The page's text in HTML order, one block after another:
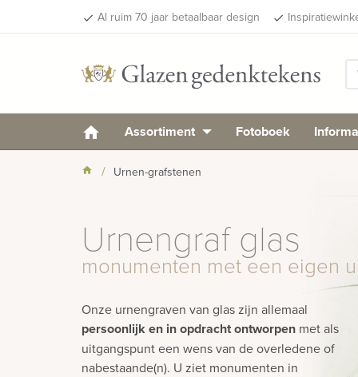
done Al ruim 70 jaar betaalbaar design done
Assortiment Fotoboek
Urnen-grafstenen
Urnengraf glas
monumenten met een eigen
Onze urnengraven van glas zijn allemaal
persoonlijk en in opdracht ontworpen met als
uitgangspunt een wens van de overledene of
nabestaande(n). U ziet monumenten in